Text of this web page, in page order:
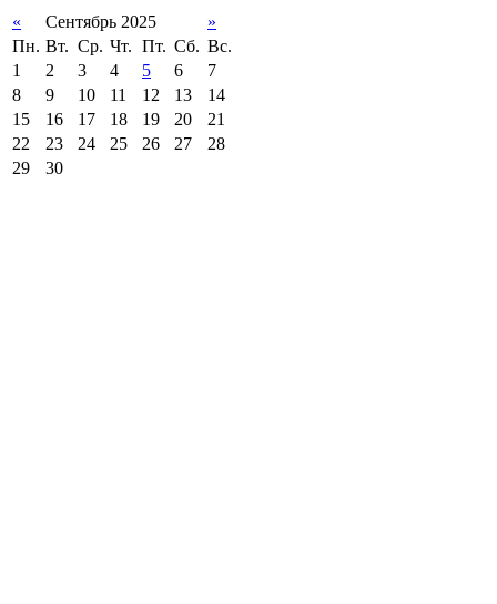
« Сентябрь 2025
»
Пн. Вт. Ср. Чт. Пт. Сб. Вс.
1
2 3 4 5 6
7
8
9 10 11 12 13
14
15
16 17 18 19 20
21
22
23 24 25 26 27
28
29
30